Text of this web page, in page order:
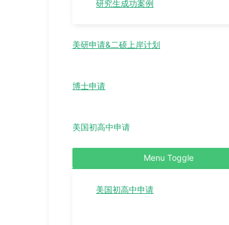
研究生成功案例
美研申请&二硕上岸计划
博士申请
美国初高中申请
Menu Toggle
美国初高中申请